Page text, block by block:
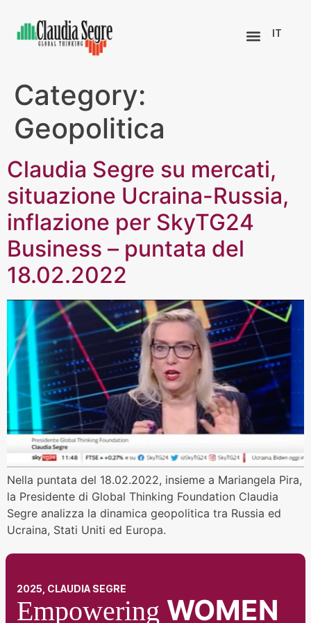
IT
Category:
Geopolitica
Claudia Segre su mercati,
situazione Ucraina-Russia,
inflazione per SkyTG24
Business – puntata del
18.02.2022
Nella puntata del 18.02.2022, insieme a Mariangela Pira,
la Presidente di Global Thinking Foundation Claudia
Segre analizza la dinamica geopolitica tra Russia ed
Ucraina, Stati Uniti ed Europa.
2025, CLAUDIA SEGRE
Empowering WOMEN